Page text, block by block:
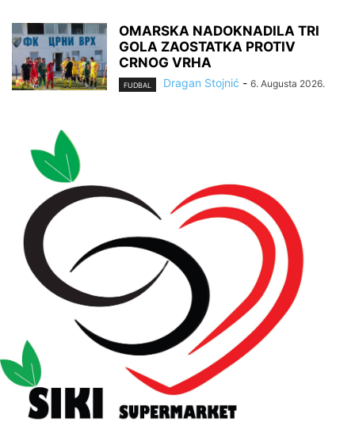
OMARSKA NADOKNADILA TRI
GOLA ZAOSTATKA PROTIV
CRNOG VRHA
FUDBAL Dragan Stojnić - 6. Augusta 2026.